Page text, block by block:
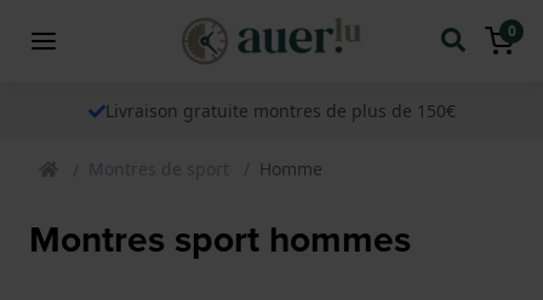
0
Livraison gratuite montres de plus de 150€
Montres de sport Homme
Montres sport hommes